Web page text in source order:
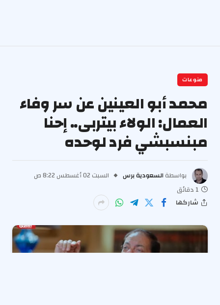
منوعات
محمد أبو العينين عن سر وفاء
العمال: الولاء بيتربى.. إحنا
مبنسبشي فرد لوحده
بواسطة السعودية برس
السبت 02 أغسطس 8:22 ص
1 دقائق
شاركها